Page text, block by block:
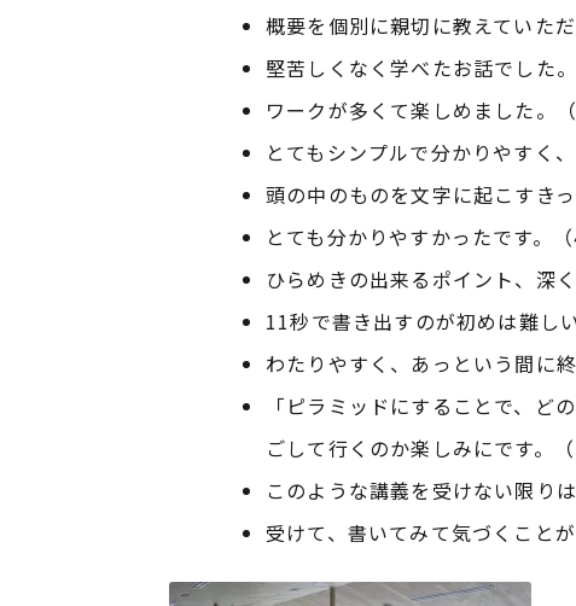
概要を個別に親切に教えていた
堅苦しくなく学べたお話でした
ワークが多くて楽しめました。（
とてもシンプルで分かりやすく
頭の中のものを文字に起こすき
とても分かりやすかったです。（
ひらめきの出来るポイント、深
11秒で書き出すのが初めは難し
わたりやすく、あっという間に
「ピラミッドにすることで、ど
ごして行くのか楽しみにです。（
このような講義を受けない限り
受けて、書いてみて気づくこと